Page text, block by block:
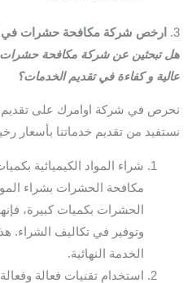
3.
ارخص شركة مكافحة حشرات في
هل تبحثين عن شركة مكافحة
عالية و كفاءة في تقديم الخدمات؟
نحرص في شركة اوامرك على تقديم
نستفيد من تقديم خدماتنا بأسعار
شراء المواد الكيميائية
مكافحة الحشرات بشراء
الحشرات بكميات كبيرة،
وتوفير في تكاليف الشراء.
الخدمة النهائية.
استخدام تقنيات فعالة